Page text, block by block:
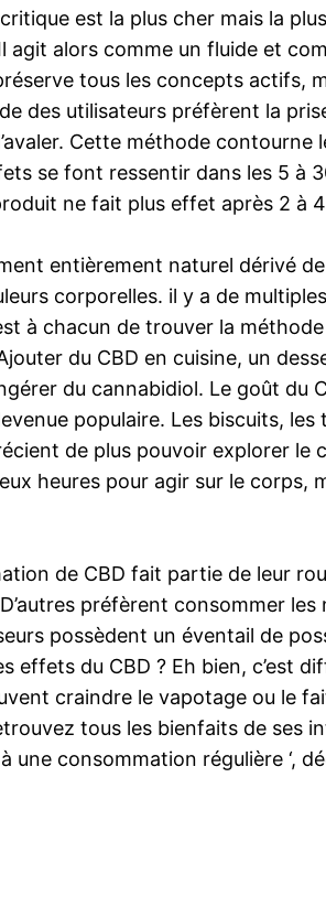
est la plus cher mais la
alors comme un fluide et
tous les concepts
des utilisateurs préfèrent la
Cette méthode
se font ressentir dans les 5
ne fait plus effet après 2 à
entièrement naturel dérivé
corporelles. il y a de
à chacun de trouver la
du CBD en cuisine, un
du cannabidiol. Le goût
populaire. Les biscuits,
de plus pouvoir explorer
heures pour agir sur le
de CBD fait partie de leur
préfèrent consommer
possèdent un éventail de
effets du CBD ? Eh bien, c’est
craindre le vapotage ou le
tous les bienfaits de ses
une consommation régulière ‘,